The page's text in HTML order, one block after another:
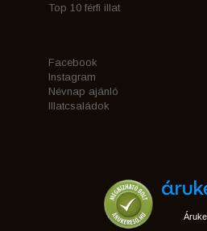
Top 10 férfi illat
Facebook
Instagram
Névnap ajánló
Illatcsaládok